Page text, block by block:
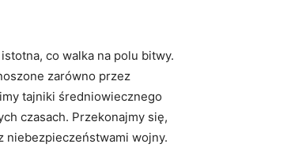
co walka na polu bitwy.
zarówno przez
tajniki średniowiecznego
czasach. Przekonajmy się,
niebezpieczeństwami wojny.